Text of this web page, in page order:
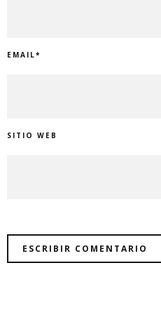
EMAIL*
SITIO WEB